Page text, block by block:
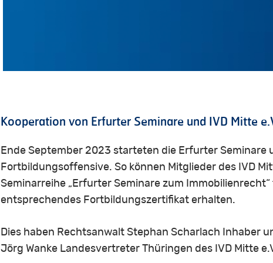
Kooperation von Erfurter Seminare und IVD Mitte
Ende September 2023 starteten die Erfurter Seminare
Fortbildungsoffensive. So können Mitglieder des IVD
Seminarreihe „Erfurter Seminare zum
entsprechendes Fortbildungszertifikat erhalten.
Dies haben Rechtsanwalt Stephan Scharlach Inhaber
Jörg Wanke Landesvertreter Thüringen des IVD Mitte